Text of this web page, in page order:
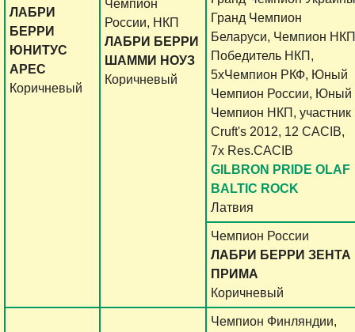
ЛАБРИ
БЕРРИ
ЮНИТУС
АРЕС
Коричневый
Чемпион
России, НКП
ЛАБРИ БЕРРИ
ШАММИ НОУЗ
Коричневый
Гранд Чемпион
Беларуси, Чемпион
Победитель НКП,
5хЧемпион РКФ, Юный
Чемпион России, Юный
Чемпион НКП, участник
Cruft's 2012, 12 CACIB,
7x Res.CACIB
GILBRON PRIDE OLAF
BALTIC ROCK
Латвия
Чемпион России
ЛАБРИ БЕРРИ ЗЕНТА
ПРИМА
Коричневый
Чемпион Финляндии,